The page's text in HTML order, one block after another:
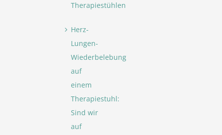
Therapiestühlen
Herz-
Lungen-
Wiederbelebung
auf
einem
Therapiestuhl:
Sind wir
auf